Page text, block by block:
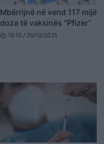
Mbërrijnë në vend 117 mijë
doza të vaksinës “Pfizer”
schedule 19:15 / 26/10/2021